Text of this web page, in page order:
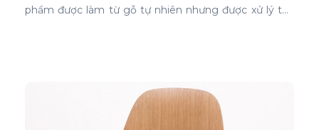
phẩm được làm từ gỗ tự nhiên nhưng được xử lý tạo